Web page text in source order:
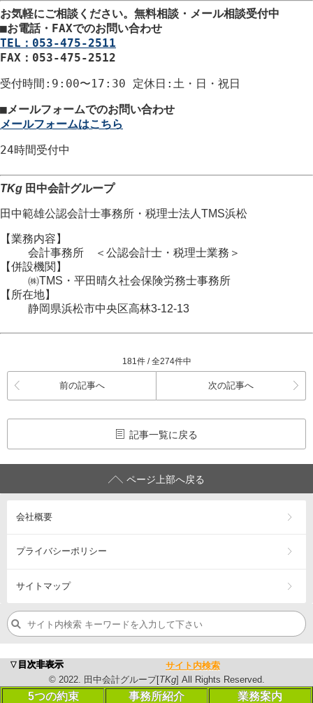
▼目次非表示
サイト内検索
© 2022. 田中会計グループ[TKg] All Rights Reserved.
5つの約束 事務所紹介 業務案内
お気軽にご相談ください。 無料相談・メール相談受付中
■お電話・FAXでのお問い合わせ
TEL：053-475-2511
FAX：053-475-2512
受付時間 :9:00〜17:30 定休日 :土・日・祝日
■メールフォームでのお問い合わせ
メールフォームはこちら
24時間受付中
TKg 田中会計グループ
田中範雄公認会計士事務所 ・ 税理士法人TMS浜松
【業務内容】
会計事務所 ＜公認会計士・税理士業務＞
【併設機関】
㈱TMS・平田晴久社会保険労務士事務所
【所在地】
静岡県浜松市中央区高林3-12-13
181件 / 全274件中
前の記事へ 次の記事へ
記事一覧に戻る
ページ上部へ戻る
会社概要
プライバシーポリシー
サイトマップ
浜松市の税理士・公認会計士、会計･税務（相続税・確定申
営業エリア：浜松市中央区・浜松市 浜名区・浜松市天竜区
©2023. 田中会計グループ[TKg] All Rights Reserved.